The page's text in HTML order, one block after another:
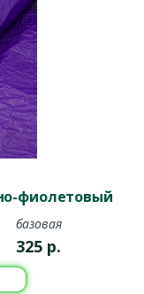
фиолетовый
базовая
325 р.